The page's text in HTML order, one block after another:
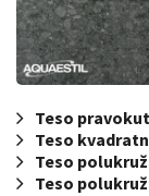
Teso
Teso
Teso
Teso